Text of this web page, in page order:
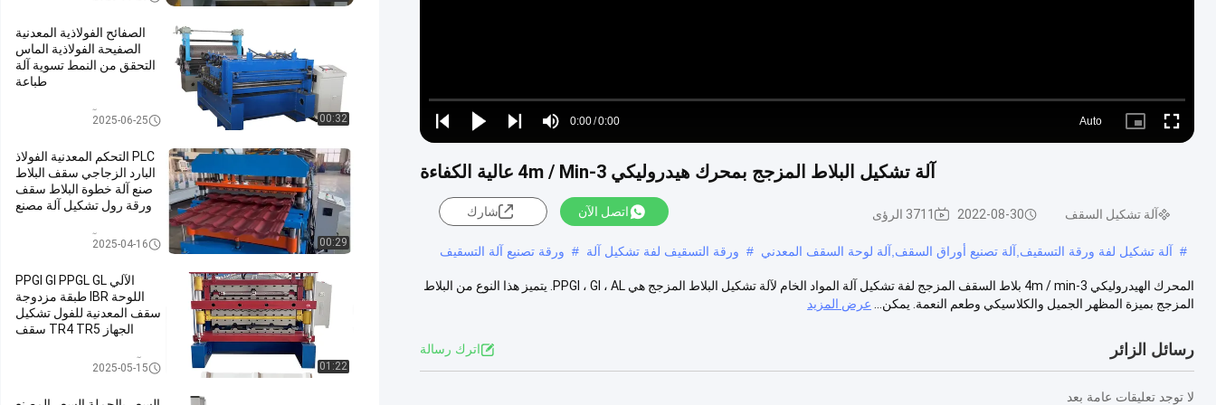
Play
Play
Play
Mute
Time
0:00/0:00
Loaded:
0%
Auto
Picture- Fullscreen
آلة تشكيل البلاط المزجج بمحرك هيدروليكي 3-4m / Min عالية الكفاءة
آلة تشكيل السقف 2022-08-30 3711 الرؤى اتصل الآن شارك
# آلة تشكيل لفة ورقة التسقيف,آلة تصنيع أوراق السقف,آلة لوحة السقف المعدني # ورقة التسقيف لفة تشكيل آلة # ورقة تصنيع آلة التسقيف
المحرك الهيدروليكي 3-4m / min بلاط السقف المزجج لفة تشكيل آلة المواد الخام لآلة تشكيل البلاط المزجج هي PPGI ، GI ، AL. يتميز هذا النوع من البلاط
المزجج بميزة المظهر الجميل والكلاسيكي وطعم النعمة. يمكن...
عرض المزيد
رسائل الزائر اترك رسالة
لا توجد تعليقات عامة بعد
00:32
الصفائح الفولاذية المعدنية
الصفيحة الفولاذية الماس
التحقق من النمط تسوية آلة
طباعة
آلة تشكيل السقف2025-06-25
00:29
PLC التحكم المعدنية الفولاذ
البارد الزجاجي سقف البلاط
صنع آلة خطوة البلاط سقف
ورقة رول تشكيل آلة مصنع
آلة تشكيل السقف2025-04-16
01:22
الآلي PPGI GI PPGL GL
اللوحة IBR طبقة مزدوجة
سقف المعدنية للفول تشكيل
الجهاز TR4 TR5 سقف
آلة تشكيل لفة طبقة مزدوجة
2025-05-15